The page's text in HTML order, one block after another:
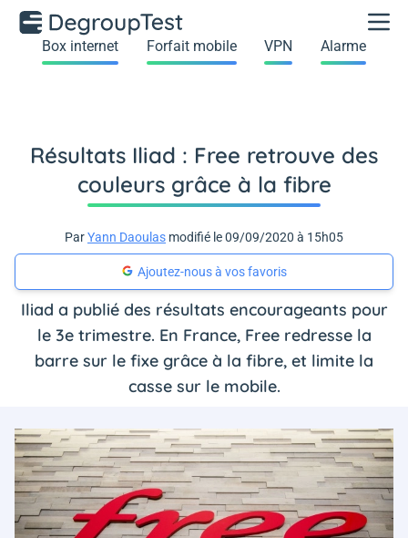
Box internet Forfait mobile VPN Alarme
Résultats Iliad : Free retrouve des
couleurs grâce à la fibre
ParYann Daoulas modifié le 09/09/2020 à 15h05
Ajoutez-nous à vos favoris
Iliad a publié des résultats encourageants pour
le 3e trimestre. En France, Free redresse la
barre sur le fixe grâce à la fibre, et limite la
casse sur le mobile.